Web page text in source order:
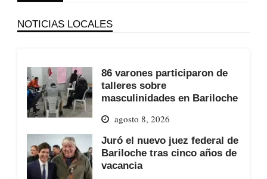
NOTICIAS LOCALES
86 varones participaron de
talleres sobre
masculinidades en Bariloche
agosto 8, 2026
Juró el nuevo juez federal de
Bariloche tras cinco años de
vacancia